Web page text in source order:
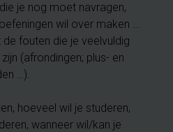
je nog moet navragen,
wil over maken …
fouten die je veelvuldig
(afrondingen; plus- en
…).
hoeveel wil je studeren,
wanneer wil/kan je